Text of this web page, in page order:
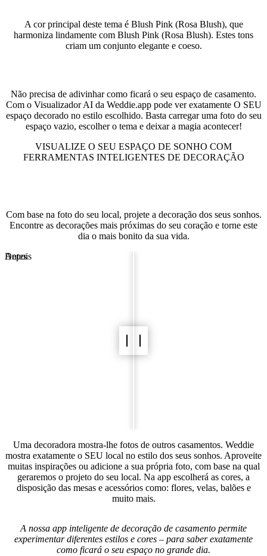
A cor principal deste tema é Blush Pink (Rosa Blush), que
harmoniza lindamente com Blush Pink (Rosa Blush). Estes tons
criam um conjunto elegante e coeso.
Não precisa de adivinhar como ficará o seu espaço de casamento.
Com o Visualizador AI da Weddie.app pode ver exatamente O SEU
espaço decorado no estilo escolhido. Basta carregar uma foto do seu
espaço vazio, escolher o tema e deixar a magia acontecer!
VISUALIZE O SEU ESPAÇO DE SONHO COM
FERRAMENTAS INTELIGENTES DE DECORAÇÃO
Com base na foto do seu local, projete a decoração dos seus sonhos.
Encontre as decorações mais próximas do seu coração e torne este
dia o mais bonito da sua vida.
Antes
Depois
Uma decoradora mostra-lhe fotos de outros casamentos. Weddie
mostra exatamente o SEU local no estilo dos seus sonhos. Aproveite
muitas inspirações ou adicione a sua própria foto, com base na qual
geraremos o projeto do seu local. Na app escolherá as cores, a
disposição das mesas e acessórios como: flores, velas, balões e
muito mais.
A nossa app inteligente de decoração de casamento permite
experimentar diferentes estilos e cores – para saber exatamente
como ficará o seu espaço no grande dia.